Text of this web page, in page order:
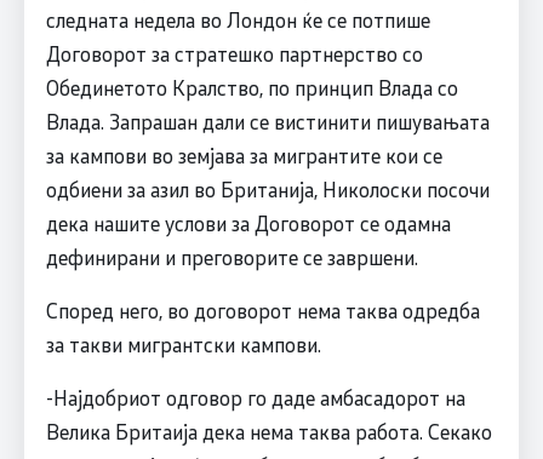
следната недела во Лондон ќе се потпише
Договорот за стратешко партнерство со
Обединетото Кралство, по принцип Влада со
Влада. Запрашан дали се вистинити пишувањата
за кампови во земјава за мигрантите кои се
одбиени за азил во Британија, Николоски посочи
дека нашите услови за Договорот се одамна
дефинирани и преговорите се завршени.
Според него, во договорот нема таква одредба
за такви мигрантски кампови.
-Најдобриот одговор го даде амбасадорот на
Велика Бритаија дека нема таква работа. Секако